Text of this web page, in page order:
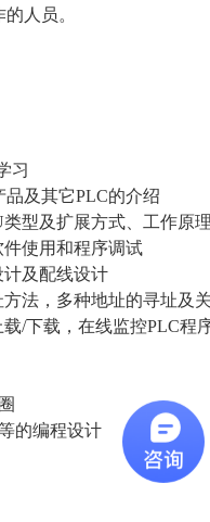
人员。
习
品及其它PLC的介绍
类型及扩展方式、工作原
使用和程序调试
及配线设计
法，多种地址的寻址及
载/下载，在线监控PLC程
的编程设计